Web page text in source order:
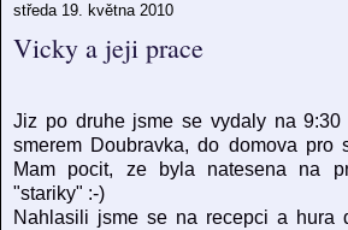
středa 19. května 2010
Vicky a jeji prace
Jiz po druhe jsme se vydaly na 9:30
smerem Doubravka, do domova pro
Mam pocit, ze byla natesena na
"stariky" :-)
Nahlasili jsme se na recepci a hura